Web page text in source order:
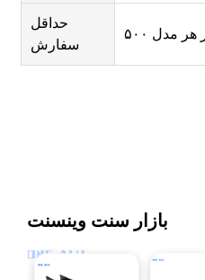
حداقل
سفارش
در هر مدل
بازار سنت وینسنت